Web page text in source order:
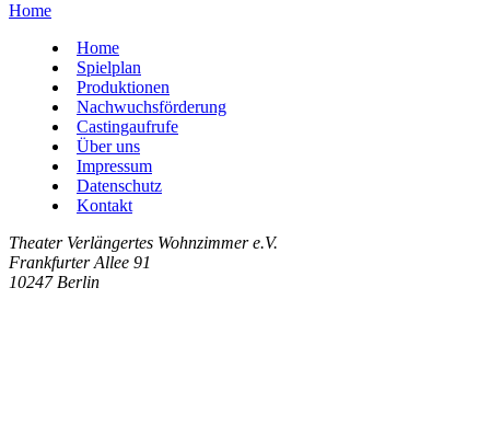
Home
Home
Spielplan
Produktionen
Nachwuchsförderung
Castingaufrufe
Über uns
Impressum
Datenschutz
Kontakt
Theater Verlängertes Wohnzimmer e.V.
Frankfurter Allee 91
10247 Berlin